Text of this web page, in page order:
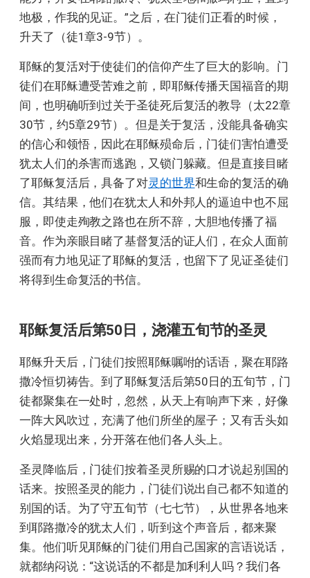
地极，作我的见证。”之后，在门徒们正看的时候，
升天了（徒1章3-9节）。
耶稣的复活对于使徒们的信仰产生了巨大的影响。门
徒们在耶稣遭受苦难之前，即耶稣传播天国福音的期
间，也明确听到过关于圣徒死后复活的教导（太22章
30节，约5章29节）。但是关于复活，没能具备确实
的信心和领悟，因此在耶稣殒命后，门徒们害怕遭受
犹太人们的杀害而逃跑，又锁门躲藏。但是直接目睹
了耶稣复活后，具备了对灵的世界和生命的复活的确
信。其结果，他们在犹太人和外邦人的逼迫中也不屈
服，即使走殉教之路也在所不辞，大胆地传播了福
音。作为亲眼目睹了基督复活的证人们，在众人面前
强而有力地见证了耶稣的复活，也留下了见证圣徒们
将得到生命复活的书信。
耶稣复活后第50日，浇灌五旬节的圣灵
耶稣升天后，门徒们按照耶稣嘱咐的话语，聚在耶路
撒冷恒切祷告。到了耶稣复活后第50日的五旬节，门
徒都聚集在一处时，忽然，从天上有响声下来，好像
一阵大风吹过，充满了他们所坐的屋子；又有舌头如
火焰显现出来，分开落在他们各人头上。
圣灵降临后，门徒们按着圣灵所赐的口才说起别国的
话来。按照圣灵的能力，门徒们说出自己都不知道的
别国的话。为了守五旬节（七七节），从世界各地来
到耶路撒冷的犹太人们，听到这个声音后，都来聚
集。他们听见耶稣的门徒们用自己国家的言语说话，
就都纳闷说：“这说话的不都是加利利人吗？我们各